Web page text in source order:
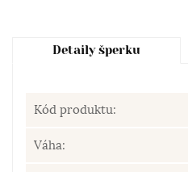
Detaily šperku
Kód produktu:
Váha: